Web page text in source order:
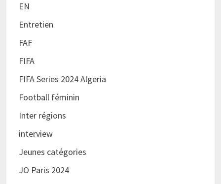
EN
Entretien
FAF
FIFA
FIFA Series 2024 Algeria
Football féminin
Inter régions
interview
Jeunes catégories
JO Paris 2024